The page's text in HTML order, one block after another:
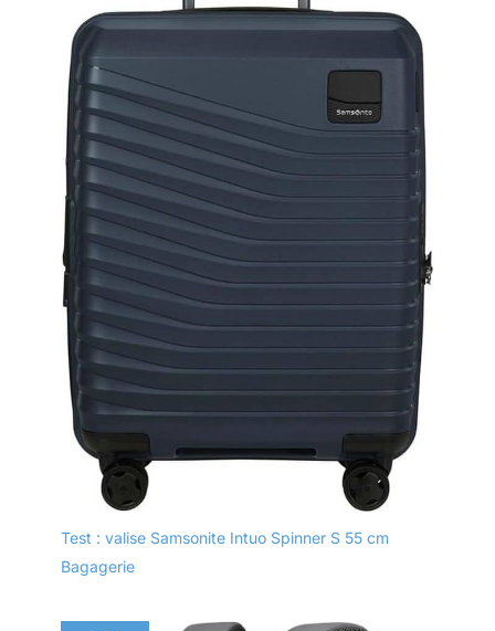
Test : valise Samsonite Intuo Spinner S 55 cm
Bagagerie